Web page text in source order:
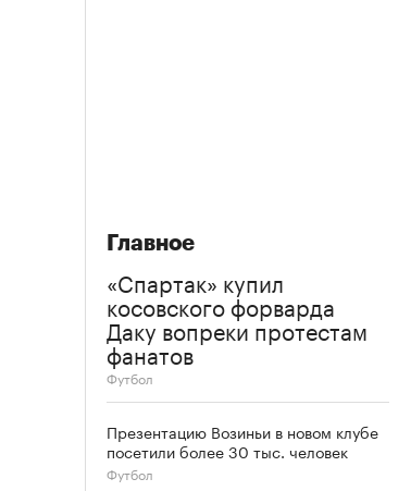
Главное
«Спартак» купил
косовского форварда
Даку вопреки протестам
фанатов
Футбол
Презентацию Возиньи в новом клубе
посетили более 30 тыс. человек
Футбол